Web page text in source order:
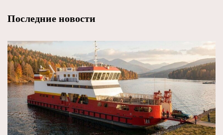
Последние новости